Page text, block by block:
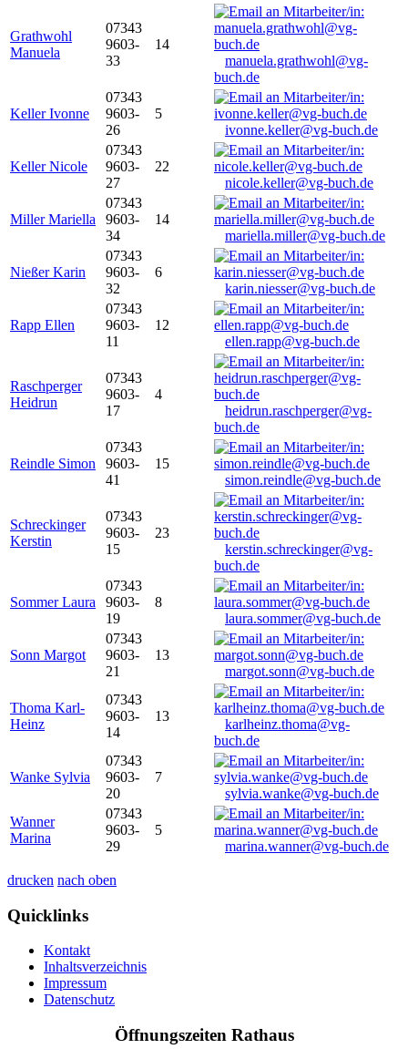
Grathwohl
Manuela
07343
9603-
33
14
manuela.grathwohl@vg-
buch.de
Keller Ivonne
07343
9603-
26
5
ivonne.keller@vg-buch.de
Keller Nicole
07343
9603-
27
22
nicole.keller@vg-buch.de
Miller Mariella
07343
9603-
34
14
mariella.miller@vg-buch.de
Nießer Karin
07343
9603-
32
6
karin.niesser@vg-buch.de
Rapp Ellen
07343
9603-
11
12
ellen.rapp@vg-buch.de
Raschperger
Heidrun
07343
9603-
17
4
heidrun.raschperger@vg-
buch.de
Reindle Simon
07343
9603-
41
15
simon.reindle@vg-buch.de
Schreckinger
Kerstin
07343
9603-
15
23
kerstin.schreckinger@vg-
buch.de
Sommer Laura
07343
9603-
19
8
laura.sommer@vg-buch.de
Sonn Margot
07343
9603-
21
13
margot.sonn@vg-buch.de
Thoma Karl-
Heinz
07343
9603-
14
13
karlheinz.thoma@vg-
buch.de
Wanke Sylvia
07343
9603-
20
7
sylvia.wanke@vg-buch.de
Wanner
Marina
07343
9603-
29
5
marina.wanner@vg-buch.de
drucken nach oben
Quicklinks
Kontakt
Inhaltsverzeichnis
Impressum
Datenschutz
Öffnungszeiten Rathaus